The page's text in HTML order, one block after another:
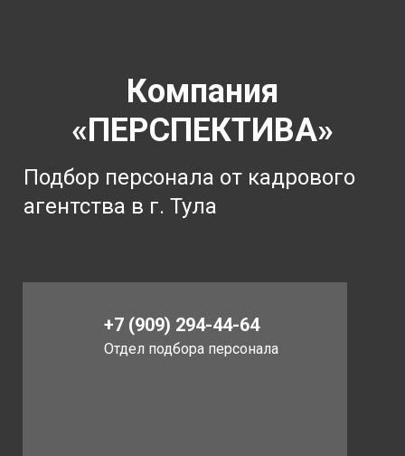
Отдел подбора персонала
+7 (909) 294-44-64
Подбор персонала от кадрового
агентства в г. Тула
Компания
«ПЕРСПЕКТИВА»